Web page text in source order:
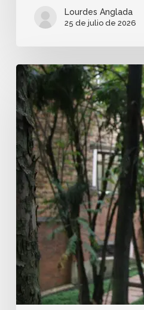
Lourdes Anglada
25 de julio de 2026